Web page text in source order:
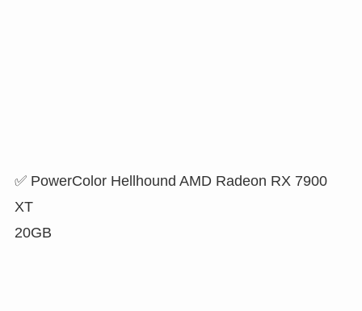
✅ PowerColor Hellhound AMD Radeon RX 7900
XT
20GB